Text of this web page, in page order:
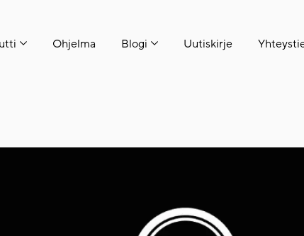
Ohjelma Blogi Uutiskirje